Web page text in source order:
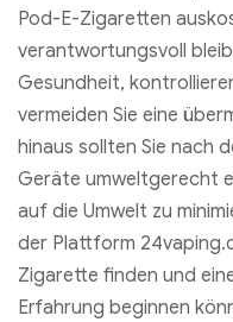
Pod-E-Zigaretten
verantwortungsvoll
Gesundheit,
vermeiden Sie eine
hinaus sollten Sie nach
Geräte umweltgerecht
auf die Umwelt zu
der Plattform
Zigarette finden und
Erfahrung beginnen